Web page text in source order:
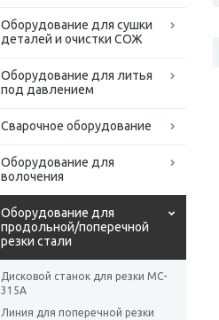
Оборудование для сушки
деталей и очистки СОЖ
Оборудование для литья
под давлением
Сварочное оборудование
Оборудование для
волочения
Оборудование для
продольной/поперечной
резки стали
Дисковой станок для резки MC-
315A
Линия для поперечной резки